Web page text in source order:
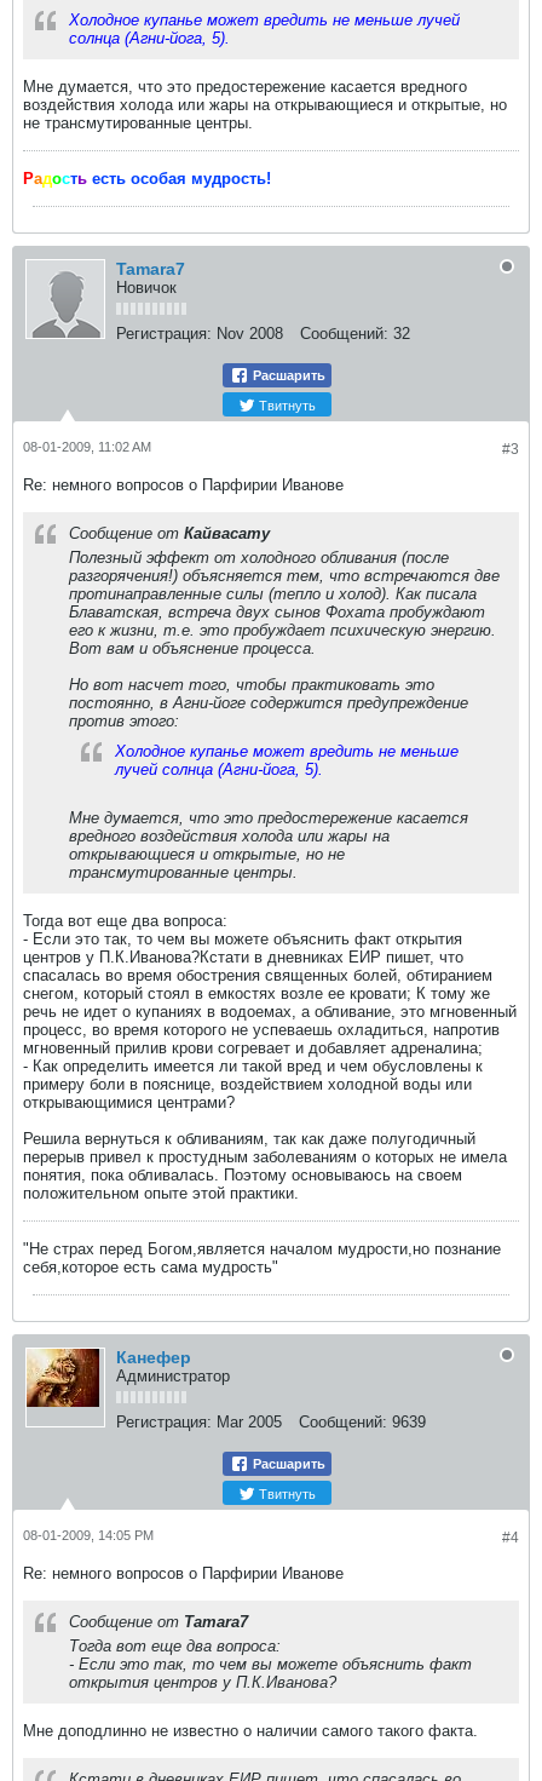
Холодное купанье может вредить не меньше лучей
солнца (Агни-йога, 5).
Мне думается, что это предостережение касается вредного
воздействия холода или жары на открывающиеся и открытые, но
не трансмутированные центры.
Радость есть особая мудрость!
Tamara7
Новичок
Регистрация: Nov 2008 Сообщений: 32
Расшарить
Твитнуть
#3
08-01-2009, 11:02 AM
Re: немного вопросов о Парфирии Иванове
Сообщение от Кайвасату
Полезный эффект от холодного обливания (после
разгорячения!) объясняется тем, что встречаются две
протинаправленные силы (тепло и холод). Как писала
Блаватская, встреча двух сынов Фохата пробуждают
его к жизни, т.е. это пробуждает психическую энергию.
Вот вам и объяснение процесса.
Но вот насчет того, чтобы практиковать это
постоянно, в Агни-йоге содержится предупреждение
против этого:
Холодное купанье может вредить не меньше
лучей солнца (Агни-йога, 5).
Мне думается, что это предостережение касается
вредного воздействия холода или жары на
открывающиеся и открытые, но не
трансмутированные центры.
Тогда вот еще два вопроса:
- Если это так, то чем вы можете объяснить факт открытия
центров у П.К.Иванова?Кстати в дневниках ЕИР пишет, что
спасалась во время обострения священных болей, обтиранием
снегом, который стоял в емкостях возле ее кровати; К тому же
речь не идет о купаниях в водоемах, а обливание, это мгновенный
процесс, во время которого не успеваешь охладиться, напротив
мгновенный прилив крови согревает и добавляет адреналина;
- Как определить имеется ли такой вред и чем обусловлены к
примеру боли в пояснице, воздействием холодной воды или
открывающимися центрами?
Решила вернуться к обливаниям, так как даже полугодичный
перерыв привел к простудным заболеваниям о которых не имела
понятия, пока обливалась. Поэтому основываюсь на своем
положительном опыте этой практики.
"Не страх перед Богом,является началом мудрости,но познание
себя,которое есть сама мудрость"
Канефер
Администратор
Регистрация: Mar 2005 Сообщений: 9639
Расшарить
Твитнуть
#4
08-01-2009, 14:05 PM
Re: немного вопросов о Парфирии Иванове
Сообщение от Tamara7
Тогда вот еще два вопроса:
- Если это так, то чем вы можете объяснить факт
открытия центров у П.К.Иванова?
Мне доподлинно не известно о наличии самого такого факта.